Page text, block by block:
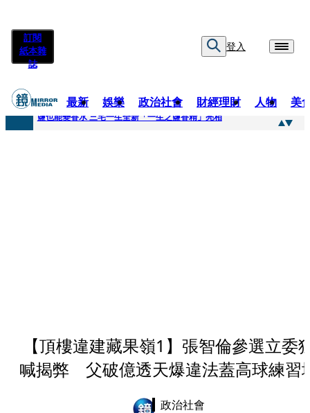
訂閱
紙本雜
誌
登入
最新 娛樂 政治社會 財經理財 人物 美
快訊
鹽也能變香水 三宅一生全新「一生之鹽香精」亮相
【頂樓違建藏果嶺1】張智倫參選立委
喊揭弊 父破億透天爆違法蓋高球練習
政治社會